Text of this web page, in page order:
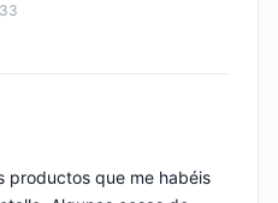
productos que me habéis